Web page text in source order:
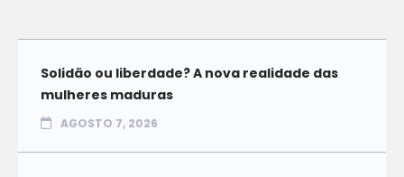
Solidão ou liberdade? A nova realidade das
mulheres maduras
AGOSTO 7, 2026